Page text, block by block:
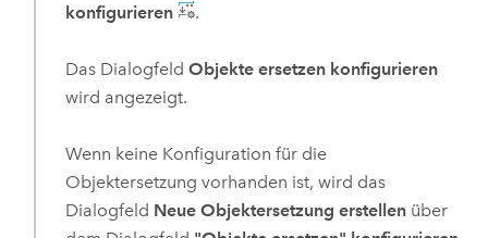
konfigurieren
.
Das Dialogfeld Objekte ersetzen konfigurieren
wird angezeigt.
Wenn keine Konfiguration für die
Objektersetzung vorhanden ist, wird das
Dialogfeld Neue Objektersetzung erstellenüber